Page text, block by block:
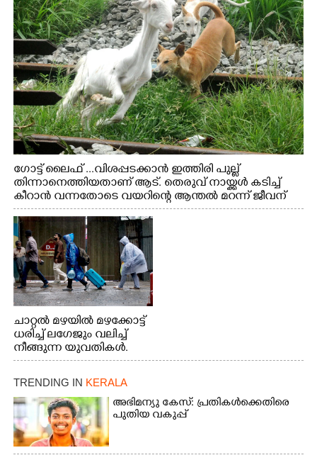
ഗോട്ട് ലൈഫ് ...വിശപ്പടക്കാൻ ഇത്തിരി പുല്ല്
തിന്നാനെത്തിയതാണ് ആട്. തെരുവ് നായ്ക്കൾ കടിച്ച്
കീറാൻ വന്നതോടെ വയറിന്റെ ആന്തൽ മറന്ന് ജീവന്
വേണ്ടിയായി ഓട്ടം. എറണാകുളം വാത്തുരുത്തിയിൽ
നിന്നുള്ള കാഴ്ച
ചാറ്റൽ മഴയിൽ മഴക്കോട്ട്
ധരിച്ച് ലഗേജും വലിച്ച്
നീങ്ങുന്ന യുവതികൾ.
എറണാകുളം മേനകയിൽ
നിന്നുള്ള കാഴ്ച
TRENDING IN KERALA
അഭിമന്യു കേസ്: പ്രതികൾക്കെതിരെ
പുതിയ വകുപ്പ്